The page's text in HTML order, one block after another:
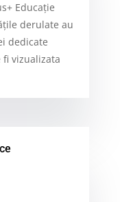
Educație
derulate au
dedicate
fi vizualizata